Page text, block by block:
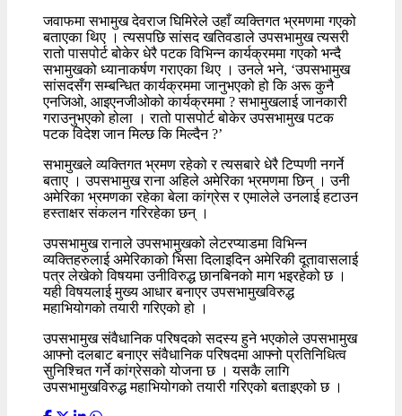
जवाफमा सभामुख देवराज घिमिरेले उहाँ व्यक्तिगत भ्रमणमा गएको
बताएका थिए । त्यसपछि सांसद खतिवडाले उपसभामुख त्यसरी
रातो पासपोर्ट बोकेर धेरै पटक विभिन्न कार्यक्रममा गएको भन्दै
सभामुखको ध्यानाकर्षण गराएका थिए । उनले भने, ‘उपसभामुख
सांसदसँग सम्बन्धित कार्यक्रममा जानुभएको हो कि अरू कुनै
एनजिओ, आइएनजीओको कार्यक्रममा ? सभामुखलाई जानकारी
गराउनुभएको होला । रातो पासपोर्ट बोकेर उपसभामुख पटक
पटक विदेश जान मिल्छ कि मिल्दैन ?’
सभामुखले व्यक्तिगत भ्रमण रहेको र त्यसबारे धेरै टिप्पणी नगर्ने
बताए । उपसभामुख राना अहिले अमेरिका भ्रमणमा छिन् । उनी
अमेरिका भ्रमणका रहेका बेला कांग्रेस र एमालेले उनलाई हटाउन
हस्ताक्षर संकलन गरिरहेका छन् ।
उपसभामुख रानाले उपसभामुखको लेटरप्याडमा विभिन्न
व्यक्तिहरुलाई अमेरिकाको भिसा दिलाइदिन अमेरिकी दूतावासलाई
पत्र लेखेको विषयमा उनीविरुद्ध छानबिनको माग भइरहेको छ ।
यही विषयलाई मुख्य आधार बनाएर उपसभामुखविरुद्ध
महाभियोगको तयारी गरिएको हो ।
उपसभामुख संवैधानिक परिषदको सदस्य हुने भएकोले उपसभामुख
आफ्नो दलबाट बनाएर संवैधानिक परिषदमा आफ्नो प्रतिनिधित्व
सुनिश्चित गर्ने कांग्रेसको योजना छ । यसकै लागि
उपसभामुखविरुद्ध महाभियोगको तयारी गरिएको बताइएको छ ।